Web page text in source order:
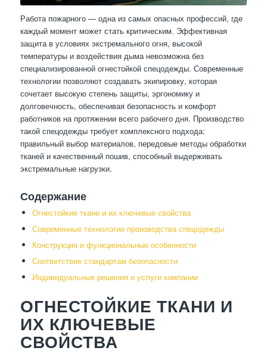
Работа пожарного — одна из самых опасных профессий, где
каждый момент может стать критическим. Эффективная
защита в условиях экстремального огня, высокой
температуры и воздействия дыма невозможна без
специализированной огнестойкой спецодежды. Современные
технологии позволяют создавать экипировку, которая
сочетает высокую степень защиты, эргономику и
долговечность, обеспечивая безопасность и комфорт
работников на протяжении всего рабочего дня. Производство
такой спецодежды требует комплексного подхода:
правильный выбор материалов, передовые методы обработки
тканей и качественный пошив, способный выдерживать
экстремальные нагрузки.
Содержание
Огнестойкие ткани и их ключевые свойства
Современные технологии производства спецодежды
Конструкция и функциональные особенности
Соответствие стандартам безопасности
Индивидуальные решения и услуги компании
ОГНЕСТОЙКИЕ ТКАНИ И
ИХ КЛЮЧЕВЫЕ
СВОЙСТВА